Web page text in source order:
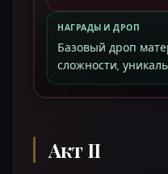
НАГРАДЫ И ДРОП
Базовый дроп
сложности,
Акт II